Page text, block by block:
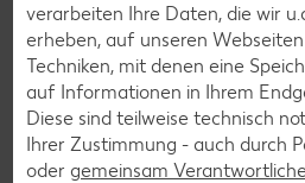
SCHWARZWALDMILCH
Bioland frische Vollmilch,
3,8 % Fett
nur
1.59
verarbeiten Ihre Daten, die wir
erheben, auf unseren
Techniken, mit denen eine
auf Informationen in Ihrem
Diese sind teilweise technisch
Ihrer Zustimmung - auch durch
oder gemeinsam Verantwortliche